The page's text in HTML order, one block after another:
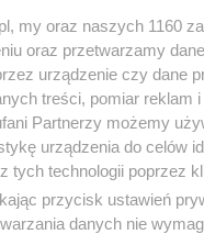
my oraz naszych 1160
oraz przetwarzamy
urządzenie czy dane
treści, pomiar reklam
Partnerzy możemy
urządzenia do celów
tych technologii poprzez
przycisk ustawień
danych nie